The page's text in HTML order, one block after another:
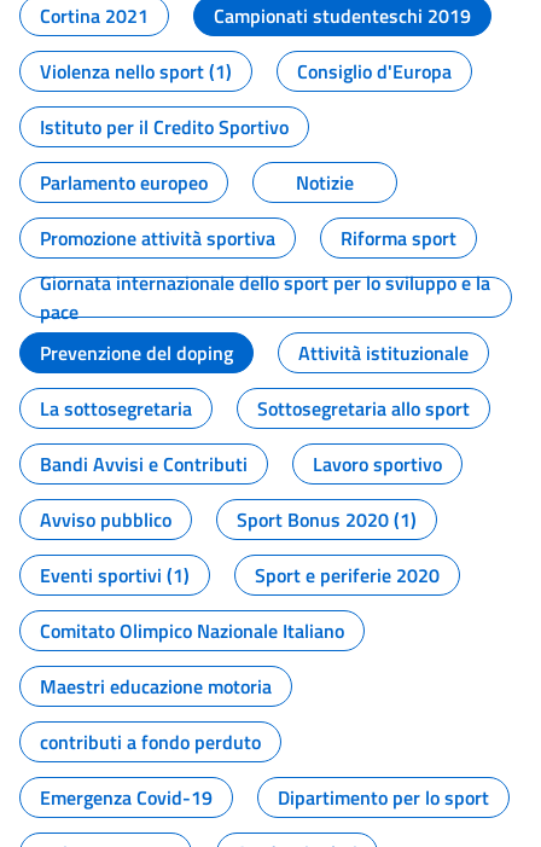
Cortina 2021
Campionati studenteschi 2019
Violenza nello sport (1)
Consiglio d'Europa
Istituto per il Credito Sportivo
Parlamento europeo
Notizie
Promozione attività sportiva
Riforma sport
Giornata internazionale dello sport per lo sviluppo e la
pace
Prevenzione del doping
Attività istituzionale
La sottosegretaria
Sottosegretaria allo sport
Bandi Avvisi e Contributi
Lavoro sportivo
Avviso pubblico
Sport Bonus 2020 (1)
Eventi sportivi (1)
Sport e periferie 2020
Comitato Olimpico Nazionale Italiano
Maestri educazione motoria
contributi a fondo perduto
Emergenza Covid-19
Dipartimento per lo sport